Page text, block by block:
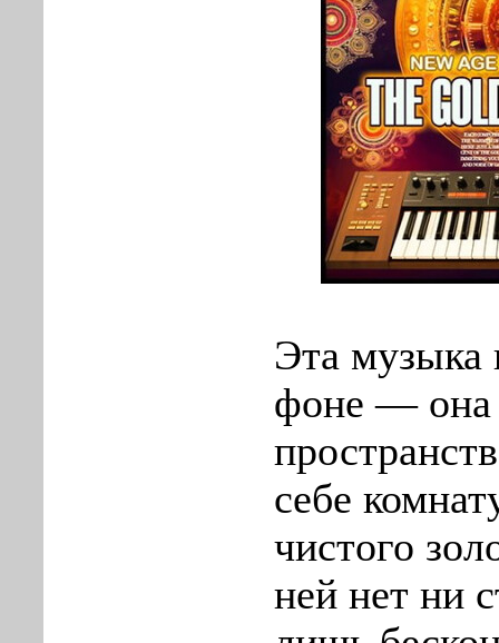
Эта музыка
фоне — она
себе
чистого
ней нет ни